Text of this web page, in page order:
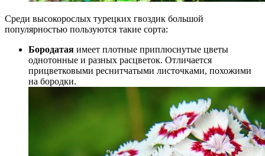
Среди высокорослых турецких гвоздик большой
популярностью пользуются такие сорта:
Бородатая имеет плотные приплюснутые цветы
однотонные и разных расцветок. Отличается
прицветковыми реснитчатыми листочками, похожими
на бородки.